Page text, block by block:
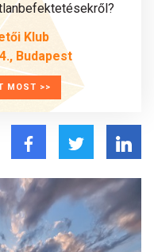
Klub
Budapest
MOST >>